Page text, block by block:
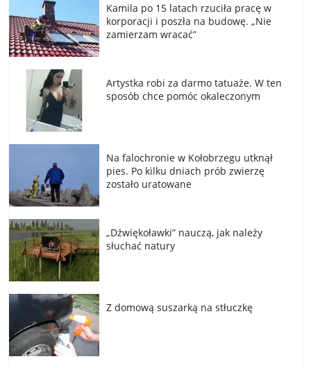
Kamila po 15 latach rzuciła pracę w
korporacji i poszła na budowę. „Nie
zamierzam wracać”
Artystka robi za darmo tatuaże. W ten
sposób chce pomóc okaleczonym
Na falochronie w Kołobrzegu utknął
pies. Po kilku dniach prób zwierzę
zostało uratowane
„Dźwiękoławki” nauczą, jak należy
słuchać natury
Z domową suszarką na stłuczkę